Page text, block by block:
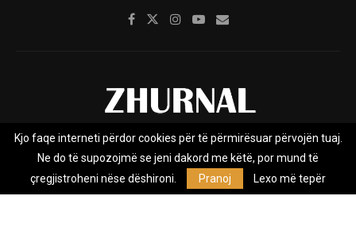
Rreth nesh Impresumi Marketing
Privacy Policy
Zhurnal.mk është Agjenci e Lajmeve e pavarur, e themeluar në vitin
Kjo faqe interneti përdor cookies për të përmirësuar përvojën tuaj.
Ne do të supozojmë se jeni dakord me këtë, por mund të
çregjistroheni nëse dëshironi.
Pranoj Lexo më tepër